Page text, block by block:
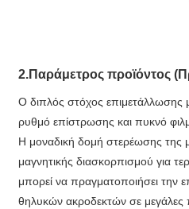
2.Παράμετρος προϊόντος
Ο διπλός στόχος επιμετάλλωσης
ρυθμό επίστρωσης και πυκνό
Η μοναδική δομή στερέωσης της
μαγνητικής διασκορπισμού για
μπορεί να πραγματοποιήσει την
θηλυκών ακροδεκτών σε μεγάλες